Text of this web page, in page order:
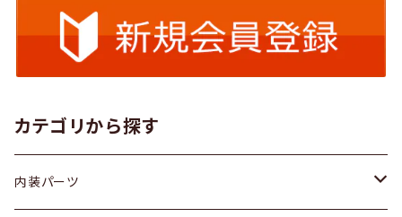
カテゴリから探す
内装パーツ